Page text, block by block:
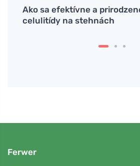
Ako sa efektívne a
celulitídy na stehnách
Ferwer